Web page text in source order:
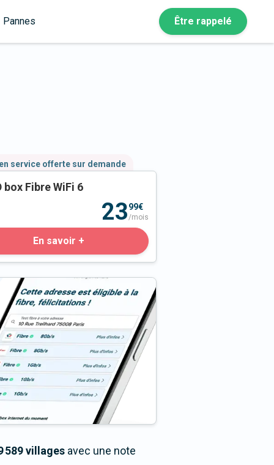
Pannes Être rappelé
service offerte sur demande
box Fibre WiFi 6
2399€
/mois
En savoir +
589 villages avec une note